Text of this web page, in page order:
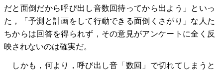
だと面倒だから呼び出し音数回待ってから出よう」といっ
た，「予測と計画をして行動できる面倒くさがり」な人た
ちからは回答を得られず，その意見がアンケートに全く反
映されないのは確実だ。
しかも，何より，呼び出し音「数回」で切れてしまうと